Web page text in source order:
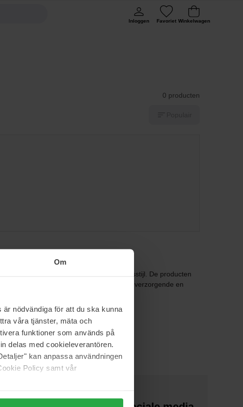
Om
nödvändiga för att du ska kunna
våra tjänster, mäta och
funktioner som används på
delas med cookieleverantören.
kan anpassa användningen
Policy samt vår
Inloggen Favoriet Winkelwagen
0 producten
geven om welzijn en een gezonde levensstijl. De producten
en haarverzorging met hoogkwalitatieve, verzorgende en